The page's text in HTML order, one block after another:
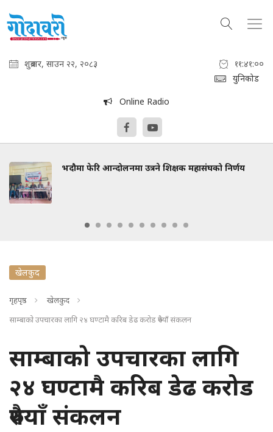
शुक्रबार, साउन २२, २०८३
११:४१:०१
युनिकोड
Online Radio
भदौमा फेरि आन्दोलनमा उत्रने शिक्षक महासंघको निर्णय
खेलकुद
गृहपृष्ठ
खेलकुद
साम्बाको उपचारका लागि २४ घण्टामै करिब डेढ करोड रुपैयाँ संकलन
साम्बाको उपचारका लागि
२४ घण्टामै करिब डेढ करोड
रुपैयाँ संकलन